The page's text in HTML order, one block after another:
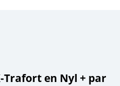
Trafort en Nyl + par